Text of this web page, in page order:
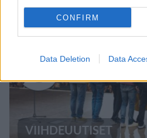
CONFIRM
Data Deletion Data
5
VIIHDEUUTISET